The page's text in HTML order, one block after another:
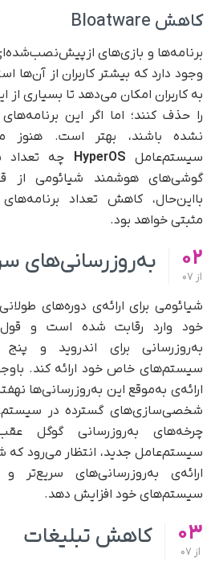
کاهش Bloatware
برنامه‌ها و بازی‌های
وجود دارد که بیشتر کاربران از آن‌ها
به کاربران امکان می‌دهد تا بسیاری از
را حذف کنند؛ اما اگر این
نشده باشند، بهتر است.
سیستم‌عامل HyperOS چه تعداد
گوشی‌های هوشمند شیائومی از
با‌این‌حال، کاهش تعداد
مثبتی خواهد بود.
02
از
به‌روز‌رسانی‌های
شیائومی برای ارائه‌ی دوره‌های
خود وارد رقابت شده است و
به‌روز‌رسانی برای اندروید و
سیستم‌های خاص خود ارائه کند.
ارائه‌ی به‌موقع این به‌روزرسانی‌ها
شخصی‌سازی‌های گسترده در
چرخه‌های به‌روزرسانی گوگل
سیستم‌عامل جدید، انتظار می‌رود که
ارائه‌ی به‌روزرسانی‌های سریع‌تر و
سیستم‌های خود افزایش دهد.
03
از
کاهش تبلیغات